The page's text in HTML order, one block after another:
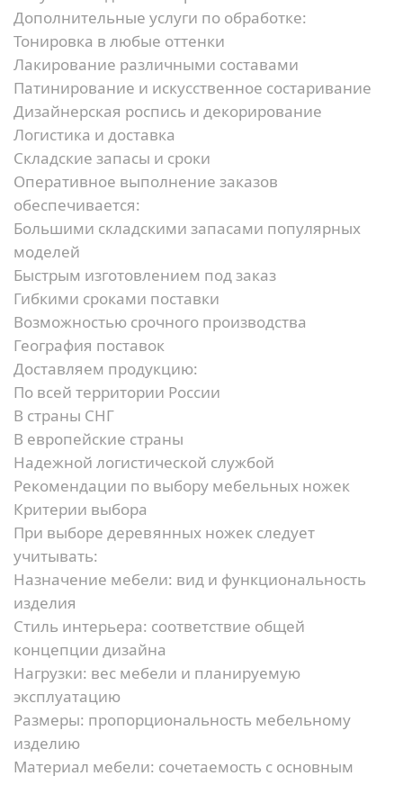
Дополнительные услуги по обработке:
Тонировка в любые оттенки
Лакирование различными составами
Патинирование и искусственное состаривание
Дизайнерская роспись и декорирование
Логистика и доставка
Складские запасы и сроки
Оперативное выполнение заказов
обеспечивается:
Большими складскими запасами популярных
моделей
Быстрым изготовлением под заказ
Гибкими сроками поставки
Возможностью срочного производства
География поставок
Доставляем продукцию:
По всей территории России
В страны СНГ
В европейские страны
Надежной логистической службой
Рекомендации по выбору мебельных ножек
Критерии выбора
При выборе деревянных ножек следует
учитывать:
Назначение мебели: вид и функциональность
изделия
Стиль интерьера: соответствие общей
концепции дизайна
Нагрузки: вес мебели и планируемую
эксплуатацию
Размеры: пропорциональность мебельному
изделию
Материал мебели: сочетаемость с основным